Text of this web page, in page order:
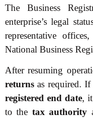
The Business
enterprise’s legal
representative
National Business
After resuming
returns as required. If
registered end date,
to the tax authority